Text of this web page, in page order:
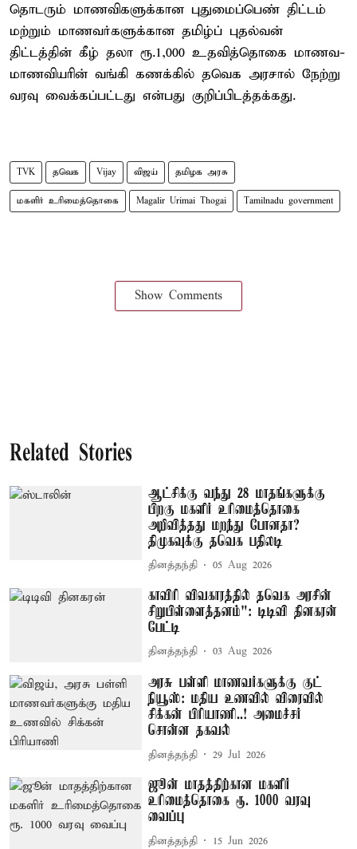
தொடரும் மாணவிகளுக்கான புதுமைப்பெண் திட்டம்
மற்றும் மாணவர்களுக்கான தமிழ்ப் புதல்வன்
திட்டத்தின் கீழ் தலா ரூ.1,000 உதவித்தொகை மாணவ-
மாணவியரின் வங்கி கணக்கில் தவெக அரசால் நேற்று
வரவு வைக்கப்பட்டது என்பது குறிப்பிடத்தக்கது.
TVK தவெக Vijay விஜய் தமிழக அரசு
மகளிர் உரிமைத்தொகை Magalir Urimai Thogai Tamilnadu government
Show Comments
Related Stories
ஆட்சிக்கு வந்து 28 மாதங்களுக்கு
பிறகு மகளிர் உரிமைத்தொகை
அறிவித்தது மறந்து போனதா?
திமுகவுக்கு தவெக பதிலடி
தினத்தந்தி 05 Aug 2026
காவிரி விவகாரத்தில் தவெக அரசின்
சிறுபிள்ளைத்தனம்": டிடிவி தினகரன்
பேட்டி
தினத்தந்தி 03 Aug 2026
அரசு பள்ளி மாணவர்களுக்கு குட்
நியூஸ்: மதிய உணவில் விரைவில்
சிக்கன் பிரியாணி..! அமைச்சர்
சொன்ன தகவல்
தினத்தந்தி 29 Jul 2026
ஜூன் மாதத்திற்கான மகளிர்
உரிமைத்தொகை ரூ. 1000 வரவு
வைப்பு
தினத்தந்தி 15 Jun 2026